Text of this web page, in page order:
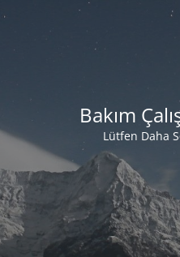
Bakım
Lütfen Daha